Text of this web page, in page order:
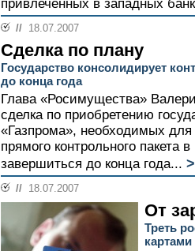
привлеченных в западных
// 18.07.2007
Сделка по плану
Государство консолидирует
до конца года
Глава «Росимущества»
сделка по приобретению
«Газпрома», необходимых для
прямого контрольного пакета
завершиться до конца года...
// 18.07.2007
От
Треть
картами